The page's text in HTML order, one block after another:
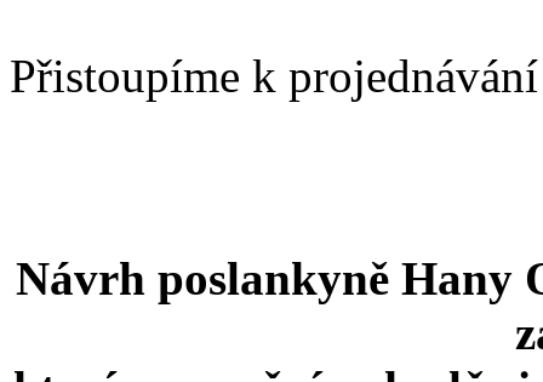
Přistoupíme k
Návrh poslankyně Hany